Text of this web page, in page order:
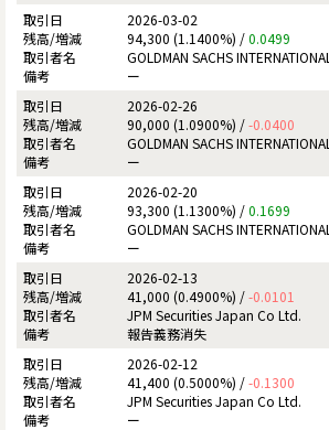
2026-03-02
94,300 (1.1400%) /0.0499
GOLDMAN SACHS INTERNATIONAL
ー
2026-02-26
90,000 (1.0900%) /-0.0400
GOLDMAN SACHS INTERNATIONAL
ー
2026-02-20
93,300 (1.1300%) /0.1699
GOLDMAN SACHS INTERNATIONAL
ー
2026-02-13
41,000 (0.4900%) /-0.0101
JPM Securities Japan Co Ltd.
報告義務消失
2026-02-12
41,400 (0.5000%) /-0.1300
JPM Securities Japan Co Ltd.
ー